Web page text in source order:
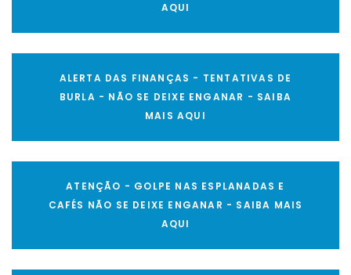
AQUI
ALERTA DAS FINANÇAS - TENTATIVAS DE
BURLA - NÃO SE DEIXE ENGANAR - SAIBA
MAIS AQUI
ATENÇÃO - GOLPE NAS ESPLANADAS E
CAFÉS NÃO SE DEIXE ENGANAR - SAIBA MAIS
AQUI